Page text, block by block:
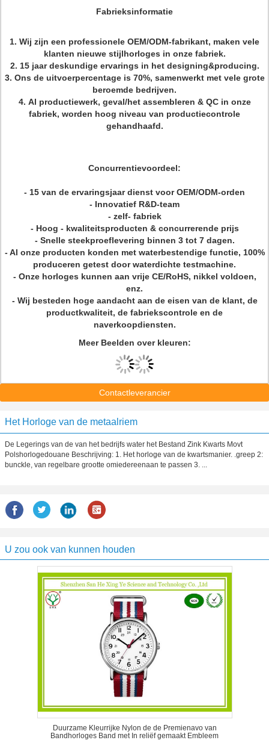
Fabrieksinformatie
1. Wij zijn een professionele OEM/ODM-fabrikant, maken vele
klanten nieuwe stijlhorloges in onze fabriek.
2. 15 jaar deskundige ervarings in het designing&producing.
3. Ons de uitvoerpercentage is 70%, samenwerkt met vele grote
beroemde bedrijven.
4. Al productiewerk, geval/het assembleren & QC in onze
fabriek, worden hoog niveau van productiecontrole
gehandhaafd.
Concurrentievoordeel:
- 15 van de ervaringsjaar dienst voor OEM/ODM-orden
- Innovatief R&D-team
- zelf- fabriek
- Hoog - kwaliteitsproducten & concurrerende prijs
- Snelle steekproeflevering binnen 3 tot 7 dagen.
- Al onze producten konden met waterbestendige functie, 100%
produceren getest door waterdichte testmachine.
- Onze horloges kunnen aan vrije CE/RoHS, nikkel voldoen,
enz.
- Wij besteden hoge aandacht aan de eisen van de klant, de
productkwaliteit, de fabriekscontrole en de
naverkoopdiensten.
Meer Beelden over kleuren:
Contactleverancier
Het Horloge van de metaalriem
De Legerings van de van het bedrijfs water het Bestand Zink Kwarts Movt
Polshorlogedouane Beschrijving: 1. Het horloge van de kwartsmanier. .greep 2:
bunckle, van regelbare grootte omiedereenaan te passen 3. ...
U zou ook van kunnen houden
Duurzame Kleurrijke Nylon de de Premienavo van
Bandhorloges Band met In reliëf gemaakt Embleem